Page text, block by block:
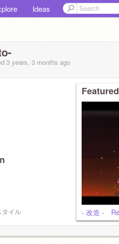
Ideas
3 years, 3 months ago
タイル - 改造 -